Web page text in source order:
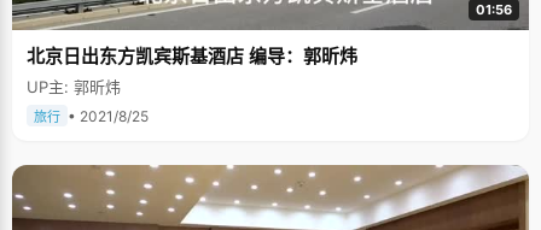
01:56
北京日出东方凯宾斯基酒店 编导：郭昕炜
UP主: 郭昕炜
旅行 • 2021/8/25